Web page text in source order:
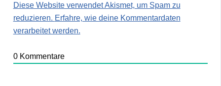
Diese Website verwendet Akismet, um Spam zu
reduzieren. Erfahre, wie deine Kommentardaten
verarbeitet werden.
0Kommentare